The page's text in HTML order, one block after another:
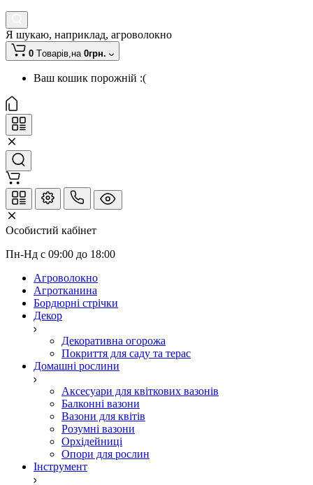
Я шукаю, наприклад, агроволокно
0 Tоварів,на 0грн.
Ваш кошик порожній :(
Особистий кабінет
Пн-Нд с 09:00 до 18:00
Агроволокно
Агротканина
Бордюрні стрічки
Декор
Декоративна огорожа
Покриття для саду та терас
Домашні рослини
Аксесуари для квіткових вазонів
Балконні вазони
Вазони для квітів
Розумні вазони
Орхідейниці
Опори для рослин
Інструмент